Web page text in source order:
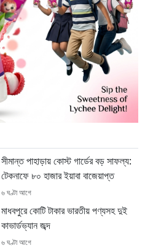
সীমান্ত পাহাড়ায় কোস্ট গার্ডের বড় সাফল্য:
টেকনাফে ৮০ হাজার ইয়াবা বাজেয়াপ্ত
৬ ঘণ্টা আগে
মাধবপুরে কোটি টাকার ভারতীয় পণ্যসহ দুই
কাভার্ডভ্যান জব্দ
৬ ঘণ্টা আগে